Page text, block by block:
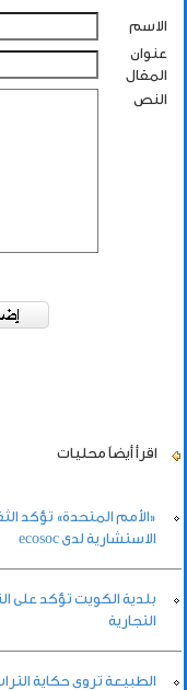
الاسم
عنوان
المقال
النص
اقرأ أيضاً محليات
«الأمم المتحدة» تؤكد
الاستشارية لدى ecosoc
بلدية الكويت تؤكد على
التجارية